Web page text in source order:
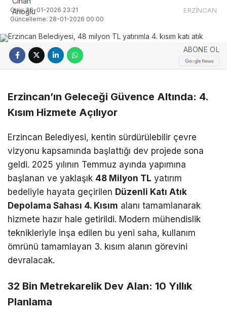
Giriş: 26-01-2026 23:21
Güncelleme: 28-01-2026 00:00
ERZİNCAN
ABONE OL
Erzincan’ın Geleceği Güvence Altında: 4.
Kısım Hizmete Açılıyor
Erzincan Belediyesi, kentin sürdürülebilir çevre
vizyonu kapsamında başlattığı dev projede sona
geldi. 2025 yılının Temmuz ayında yapımına
başlanan ve yaklaşık 48 Milyon TL yatırım
bedeliyle hayata geçirilen Düzenli Katı Atık
Depolama Sahası 4. Kısım alanı tamamlanarak
hizmete hazır hale getirildi. Modern mühendislik
teknikleriyle inşa edilen bu yeni saha, kullanım
ömrünü tamamlayan 3. kısım alanın görevini
devralacak.
32 Bin Metrekarelik Dev Alan: 10 Yıllık
Planlama